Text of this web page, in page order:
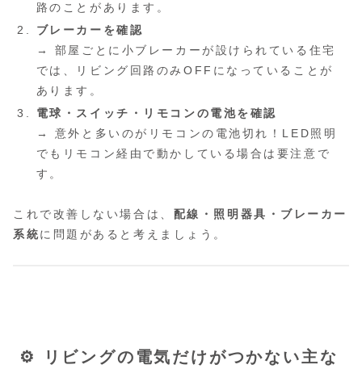
路のことがあります。
ブレーカーを確認
→ 部屋ごとに小ブレーカーが設けられている住宅
では、リビング回路のみOFFになっていることが
あります。
電球・スイッチ・リモコンの電池を確認
→ 意外と多いのがリモコンの電池切れ！LED照明
でもリモコン経由で動かしている場合は要注意で
す。
これで改善しない場合は、 配線・照明器具・ブレーカー
系統に問題があると考えましょう。
⚙️ リビングの電気だけがつかない主な